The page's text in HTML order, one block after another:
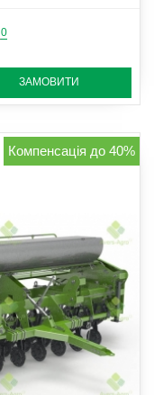
0
ЗАМОВИТИ
Компенсація до 40%